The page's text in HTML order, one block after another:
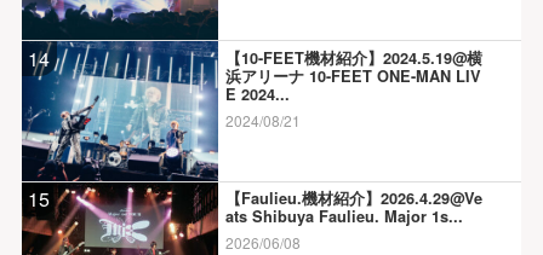
14
【10-FEET機材紹介】2024.5.19@横
浜アリーナ 10-FEET ONE-MAN LIV
E 2024...
2024/08/21
15
【Faulieu.機材紹介】2026.4.29@Ve
ats Shibuya Faulieu. Major 1s...
2026/06/08